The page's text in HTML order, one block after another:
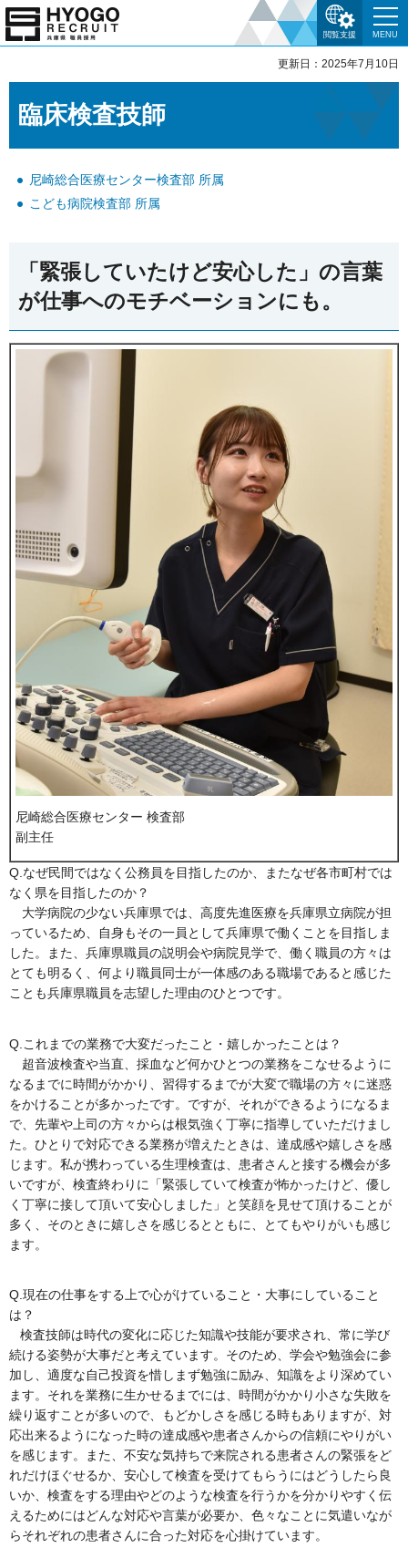
閲覧支援 MENU
更新日：2025年7月10日
臨床検査技師
尼崎総合医療センター検査部 所属
こども病院検査部 所属
「緊張していたけど安心した」の言葉
が仕事へのモチベーションにも。
尼崎総合医療センター 検査部
副主任
Q.なぜ民間ではなく公務員を目指したのか、またなぜ各市町村では
なく県を目指したのか？
大学病院の少ない兵庫県では、高度先進医療を兵庫県立病院が担
っているため、自身もその一員として兵庫県で働くことを目指しま
した。また、兵庫県職員の説明会や病院見学で、働く職員の方々は
とても明るく、何より職員同士が一体感のある職場であると感じた
ことも兵庫県職員を志望した理由のひとつです。
Q.これまでの業務で大変だったこと・嬉しかったことは？
超音波検査や当直、採血など何かひとつの業務をこなせるように
なるまでに時間がかかり、習得するまでが大変で職場の方々に迷惑
をかけることが多かったです。ですが、それができるようになるま
で、先輩や上司の方々からは根気強く丁寧に指導していただけまし
た。ひとりで対応できる業務が増えたときは、達成感や嬉しさを感
じます。私が携わっている生理検査は、患者さんと接する機会が多
いですが、検査終わりに「緊張していて検査が怖かったけど、優し
く丁寧に接して頂いて安心しました」と笑顔を見せて頂けることが
多く、そのときに嬉しさを感じるとともに、とてもやりがいも感じ
ます。
Q.現在の仕事をする上で心がけていること・大事にしていること
は？
検査技師は時代の変化に応じた知識や技能が要求され、常に学び
続ける姿勢が大事だと考えています。そのため、学会や勉強会に参
加し、適度な自己投資を惜しまず勉強に励み、知識をより深めてい
ます。それを業務に生かせるまでには、時間がかかり小さな失敗を
繰り返すことが多いので、もどかしさを感じる時もありますが、対
応出来るようになった時の達成感や患者さんからの信頼にやりがい
を感じます。また、不安な気持ちで来院される患者さんの緊張をど
れだけほぐせるか、安心して検査を受けてもらうにはどうしたら良
いか、検査をする理由やどのような検査を行うかを分かりやすく伝
えるためにはどんな対応や言葉が必要か、色々なことに気遣いなが
らそれぞれの患者さんに合った対応を心掛けています。